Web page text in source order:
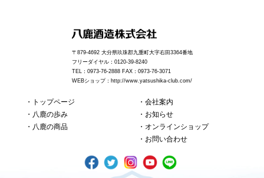
〒879-4692 大分県玖珠郡九重町大字右田3364番地
フリーダイヤル：0120-39-8240
TEL：0973-76-2888 FAX：0973-76-3071
WEBショップ： http://www.yatsushika-club.com/
トップページ
八鹿の歩み
八鹿の商品
会社案内
お知らせ
オンラインショップ
お問い合わせ